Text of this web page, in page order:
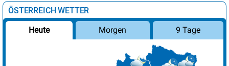
ÖSTERREICH WETTER
Heute Morgen 9 Tage